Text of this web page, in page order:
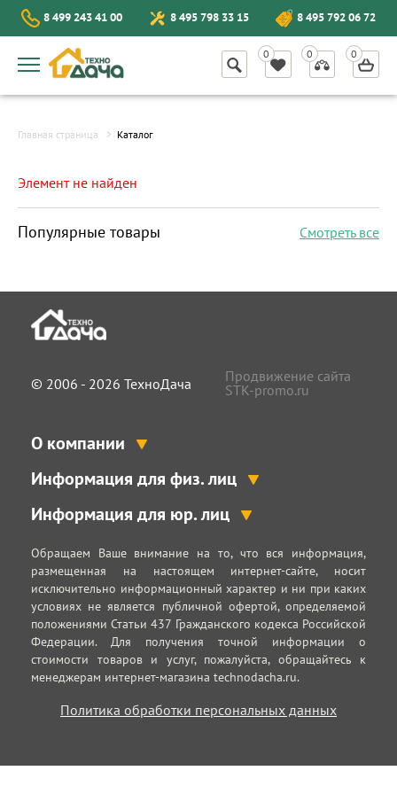
8 499 243 41 00 8 495 798 33 15 8 495 792 06 72
Главная страница Каталог
Элемент не найден
Популярные товары Смотреть все
© 2006 - 2026 ТехноДача
Продвижение сайта
STK-promo.ru
О компании
Информация для физ. лиц
Информация для юр. лиц
Обращаем Ваше внимание на то, что вся информация,
размещенная на настоящем интернет-сайте, носит
исключительно информационный характер и ни при каких
условиях не является публичной офертой, определяемой
положениями Статьи 437 Гражданского кодекса Российской
Федерации. Для получения точной информации о
стоимости товаров и услуг, пожалуйста, обращайтесь к
менеджерам интернет-магазина technodacha.ru.
Политика обработки персональных данных